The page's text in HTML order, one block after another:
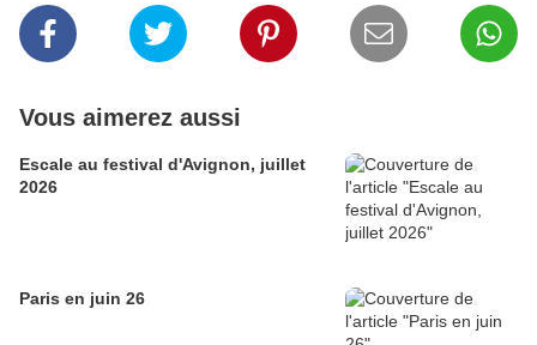
Vous aimerez aussi
Escale au festival d'Avignon, juillet
2026
Paris en juin 26